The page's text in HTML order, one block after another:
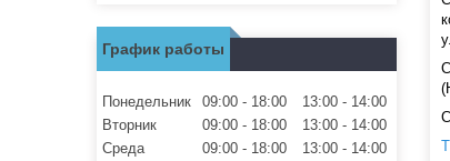
График работы
Понедельник 09:00 18:00 13:00
14:00
Вторник
09:00 18:00 13:00
14:00
Среда
09:00 18:00 13:00
14:00